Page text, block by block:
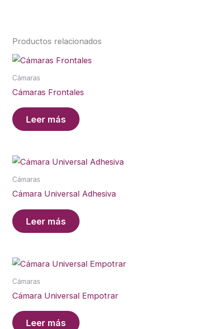
Productos relacionados
Cámaras
Cámaras Frontales
Leer más
Cámaras
Cámara Universal Adhesiva
Leer más
Cámaras
Cámara Universal Empotrar
Leer más